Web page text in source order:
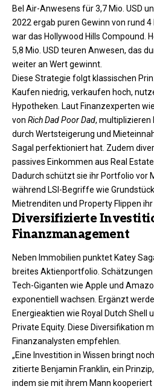
Bel Air-Anwesens für 3,7 Mio. USD
2022 ergab puren Gewinn von rund 4
war das Hollywood Hills Compound.
5,8 Mio. USD teuren Anwesen, das
weiter an Wert gewinnt.​
Diese Strategie folgt klassischen
Kaufen niedrig, verkaufen hoch,
Hypotheken. Laut Finanzexperten
von Rich Dad Poor Dad, multiplizieren
durch Wertsteigerung und
Sagal perfektioniert hat. Zudem
passives Einkommen aus Real
Dadurch schützt sie ihr Portfolio vor
während LSI-Begriffe wie
Mietrenditen und Property Flippen
Diversifizierte
Finanzmanagement
Neben Immobilien punktet Katey
breites Aktienportfolio.
Tech-Giganten wie Apple und
exponentiell wachsen. Ergänzt
Energieaktien wie Royal Dutch Shell
Private Equity. Diese Diversifikation
Finanzanalysten empfehlen.
„Eine Investition in Wissen bringt
zitierte Benjamin Franklin, ein
indem sie mit ihrem Mann